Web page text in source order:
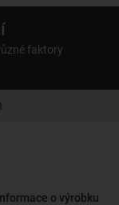
faktory
o výrobku